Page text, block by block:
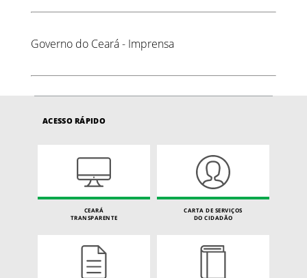
Governo do Ceará - Imprensa
ACESSO RÁPIDO
CEARÁ
TRANSPARENTE
CARTA DE SERVIÇOS
DO CIDADÃO